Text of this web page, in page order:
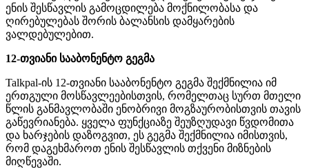
ენის შესწავლის გამოცდილება მოქნილობასა და
ღირებულებას შორის ბალანსის დამყარების
ვალდებულებით.
12-თვიანი სააბონენტო გეგმა
Talkpal-ის 12-თვიანი სააბონენტო გეგმა შექმნილია იმ
ერთგული მოსწავლეებისთვის, რომელთაც სურთ მთელი
წლის განმავლობაში ენობრივი მოგზაურობისთვის თავის
გაწევრიანება. ყველა ფუნქციაზე შეუზღუდავი წვდომითა
და ხარჯების დაზოგვით, ეს გეგმა შექმნილია იმისთვის,
რომ დაგეხმაროთ ენის შესწავლის თქვენი მიზნების
მიღწევაში.